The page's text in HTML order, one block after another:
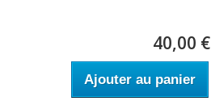
40,00 €
Ajouter au panier